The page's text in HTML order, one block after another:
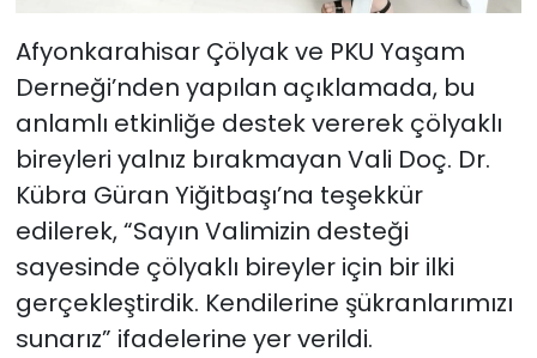
Afyonkarahisar Çölyak ve PKU Yaşam
Derneği’nden yapılan açıklamada, bu
anlamlı etkinliğe destek vererek çölyaklı
bireyleri yalnız bırakmayan Vali Doç. Dr.
Kübra Güran Yiğitbaşı’na teşekkür
edilerek, “Sayın Valimizin desteği
sayesinde çölyaklı bireyler için bir ilki
gerçekleştirdik. Kendilerine şükranlarımızı
sunarız” ifadelerine yer verildi.